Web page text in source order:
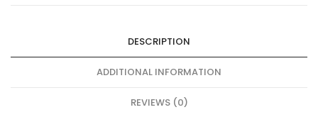
DESCRIPTION
ADDITIONAL INFORMATION
REVIEWS (0)